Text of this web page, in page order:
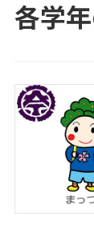
各学